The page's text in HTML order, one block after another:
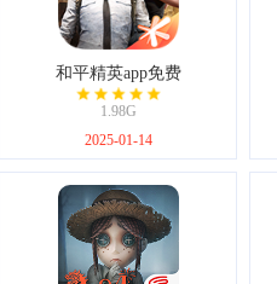
和平精英app免费
1.98G
2025-01-14